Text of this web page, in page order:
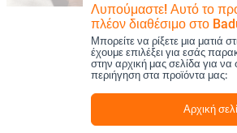
Λυπούμαστε! Αυτό το
πλέον διαθέσιμο στο
Μπορείτε να ρίξετε μια ματιά
έχουμε επιλέξει για εσάς
στην αρχική μας σελίδα για να
περιήγηση στα προϊόντα μας:
Αρχική